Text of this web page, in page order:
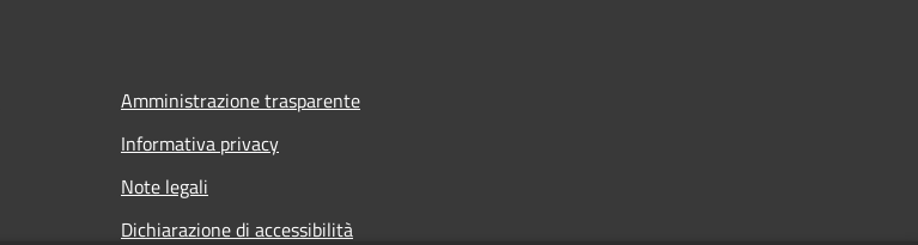
Amministrazione trasparente
Informativa privacy
Note legali
Dichiarazione di accessibilità